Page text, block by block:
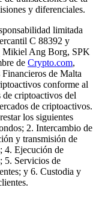
y diferenciales.
limitada
C 88392 y
Mikiel Ang Borg, SPK
de Crypto.com,
de Malta
conforme al
de criptoactivos del
de criptoactivos.
los siguientes
2. Intercambio de
y transmisión de
4. Ejecución de
5. Servicios de
y 6. Custodia y